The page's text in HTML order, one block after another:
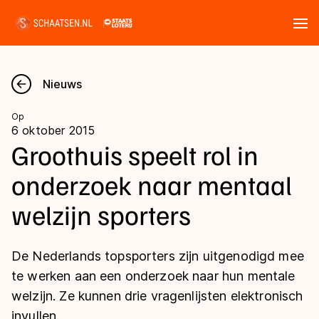
Nieuws
Kalender
Disciplines
Marathon
Inlineskaten
Uitslagen
Langebaan
Shorttrack
Marathon
Tijden & historie
Ranglijsten Langebaan
Nieuws
Op
6 oktober 2015
Groothuis speelt rol in
onderzoek naar mentaal
welzijn sporters
De Nederlands topsporters zijn uitgenodigd mee
te werken aan een onderzoek naar hun mentale
welzijn. Ze kunnen drie vragenlijsten elektronisch
invullen.